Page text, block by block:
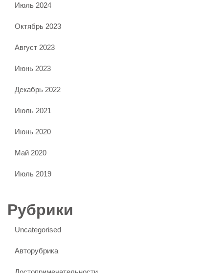
Июль 2024
Октябрь 2023
Август 2023
Июнь 2023
Декабрь 2022
Июль 2021
Июнь 2020
Май 2020
Июль 2019
Рубрики
Uncategorised
Авторубрика